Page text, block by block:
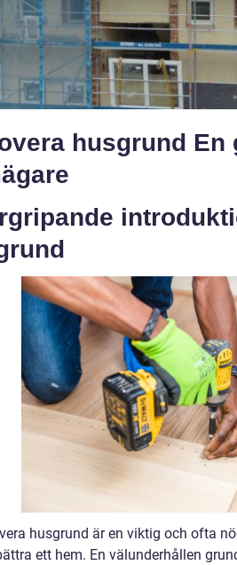
husgrund
husgrund är en viktig och ofta
ett hem. En välunderhållen